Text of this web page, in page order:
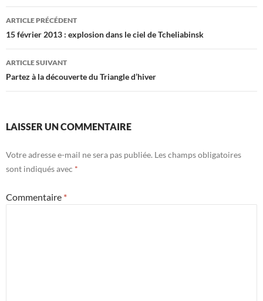
Navigation
des
articles
ARTICLE PRÉCÉDENT
15 février 2013 : explosion dans le ciel de Tcheliabinsk
ARTICLE SUIVANT
Partez à la découverte du Triangle d’hiver
LAISSER UN COMMENTAIRE
Votre adresse e-mail ne sera pas publiée. Les champs obligatoires
sont indiqués avec *
Commentaire *